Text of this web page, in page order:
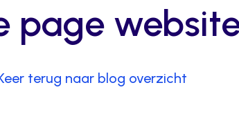
page
terug naar blog overzicht